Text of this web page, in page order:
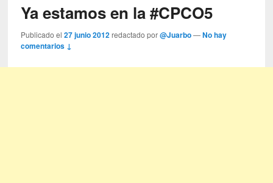
Ya estamos en la #CPCO5
Publicado el27 junio 2012 redactado por@Juarbo —No hay
comentarios ↓